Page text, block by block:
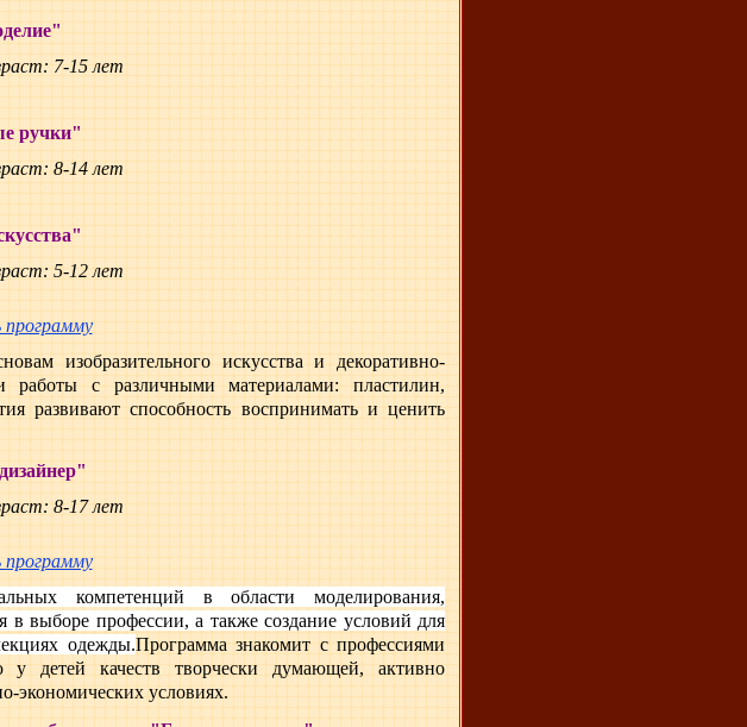
7-15 лет
ручки"
8-14 лет
5-12 лет
изобразительного искусства и декоративно-
с различными материалами: пластилин,
развивают способность воспринимать и ценить
"
8-17 лет
компетенций в области моделирования,
выборе профессии, а также создание условий для
одежды.Программа знакомит с профессиями
у детей качеств творчески думающей, активно
экономических условиях.